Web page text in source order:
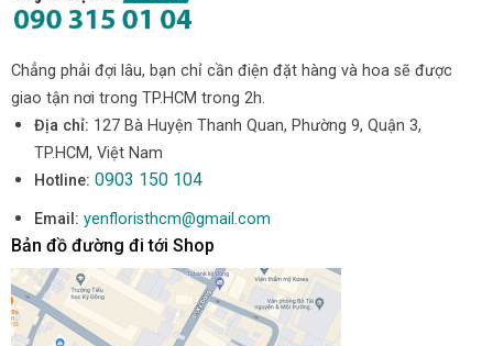
Chẳng phải đợi lâu, bạn chỉ cần điện đặt hàng và hoa sẽ được
giao tận nơi trong TP.HCM trong 2h.
Địa chỉ: 127 Bà Huyện Thanh Quan, Phường 9, Quận 3,
TP.HCM, Việt Nam
Hotline: 0903 150 104
Email: yenfloristhcm@gmail.com
Bản đồ đường đi tới Shop